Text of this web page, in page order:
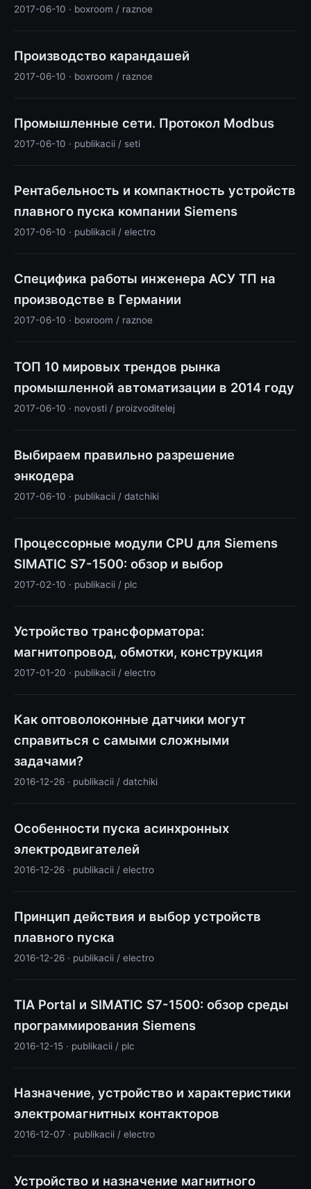
2017-06-10 · boxroom / raznoe
Производство карандашей
2017-06-10 · boxroom / raznoe
Промышленные сети. Протокол Modbus
2017-06-10 · publikacii / seti
Рентабельность и компактность устройств
плавного пуска компании Siemens
2017-06-10 · publikacii / electro
Специфика работы инженера АСУ ТП на
производстве в Германии
2017-06-10 · boxroom / raznoe
ТОП 10 мировых трендов рынка
промышленной автоматизации в 2014 году
2017-06-10 · novosti / proizvoditelej
Выбираем правильно разрешение
энкодера
2017-06-10 · publikacii / datchiki
Процессорные модули CPU для Siemens
SIMATIC S7-1500: обзор и выбор
2017-02-10 · publikacii / plc
Устройство трансформатора:
магнитопровод, обмотки, конструкция
2017-01-20 · publikacii / electro
Как оптоволоконные датчики могут
справиться с самыми сложными
задачами?
2016-12-26 · publikacii / datchiki
Особенности пуска асинхронных
электродвигателей
2016-12-26 · publikacii / electro
Принцип действия и выбор устройств
плавного пуска
2016-12-26 · publikacii / electro
TIA Portal и SIMATIC S7-1500: обзор среды
программирования Siemens
2016-12-15 · publikacii / plc
Назначение, устройство и характеристики
электромагнитных контакторов
2016-12-07 · publikacii / electro
Устройство и назначение магнитного